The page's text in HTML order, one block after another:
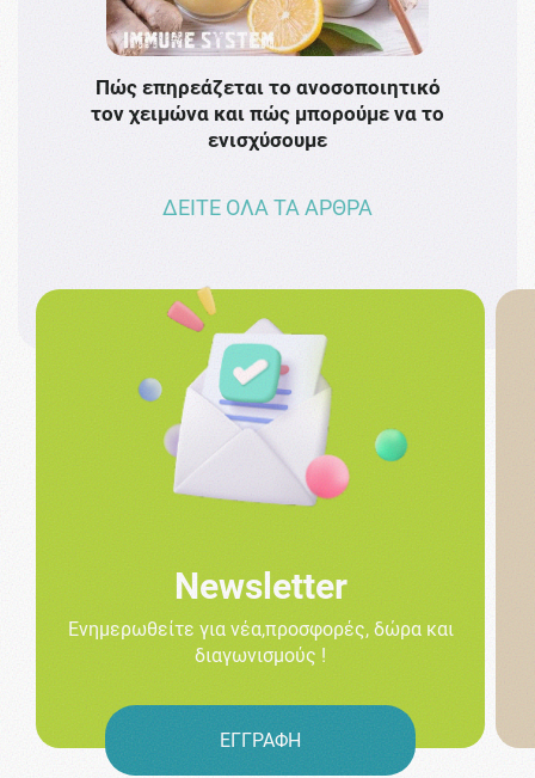
Πώς επηρεάζεται το ανοσοποιητικό
τον χειμώνα και πώς μπορούμε να το
ενισχύσουμε
ΔΕΙΤΕ ΟΛΑ ΤΑ ΑΡΘΡΑ
Newsletter
Ενημερωθείτε για νέα,προσφορές, δώρα και
διαγωνισμούς !
ΕΓΓΡΑΦΗ